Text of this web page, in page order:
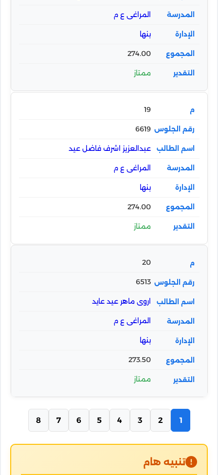
المراغى ع م
بنها
274.00
ممتاز
19
6619
عبدالعزيز اشرف فاضل عيد
المراغى ع م
بنها
274.00
ممتاز
20
6513
اروى ماهر عيد عايد
المراغى ع م
بنها
273.50
ممتاز
1
2
3
4
5
6
7
8
تنبيه هام